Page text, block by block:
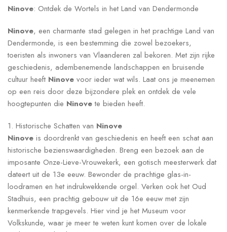
Ninove: Ontdek de Wortels in het Land van Dendermonde
Ninove, een charmante stad gelegen in het prachtige Land van
Dendermonde, is een bestemming die zowel bezoekers,
toeristen als inwoners van Vlaanderen zal bekoren. Met zijn rijke
geschiedenis, adembenemende landschappen en bruisende
cultuur heeft Ninove voor ieder wat wils. Laat ons je meenemen
op een reis door deze bijzondere plek en ontdek de vele
hoogtepunten die Ninovete bieden heeft.
1. Historische Schatten van Ninove
Ninove is doordrenkt van geschiedenis en heeft een schat aan
historische bezienswaardigheden. Breng een bezoek aan de
imposante Onze-Lieve-Vrouwekerk, een gotisch meesterwerk dat
dateert uit de 13e eeuw. Bewonder de prachtige glas-in-
loodramen en het indrukwekkende orgel. Verken ook het Oud
Stadhuis, een prachtig gebouw uit de 16e eeuw met zijn
kenmerkende trapgevels. Hier vind je het Museum voor
Volkskunde, waar je meer te weten kunt komen over de lokale